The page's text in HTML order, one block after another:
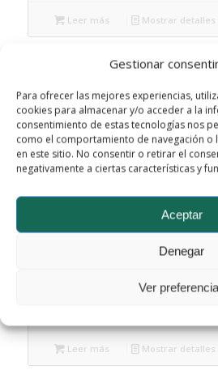
Gestionar
Para ofrecer las mejores experiencias,
cookies para almacenar y/o acceder a la
consentimiento de estas tecnologías nos
como el comportamiento de navegación o
en este sitio. No consentir o retirar el
negativamente a ciertas características y
Aceptar
Denegar
Ver
Leer más Mostrar detalles
Leer más Mostrar detalles